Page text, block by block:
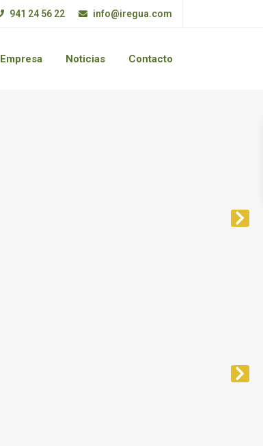
941 24 56 22 info@iregua.com
Empresa Noticias Contacto